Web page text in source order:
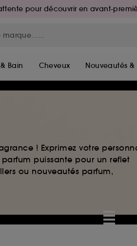
pour découvrir en avant-
Bain Cheveux Nouveautés
! Exprimez votre
puissante pour un reflet
ou nouveautés parfum,